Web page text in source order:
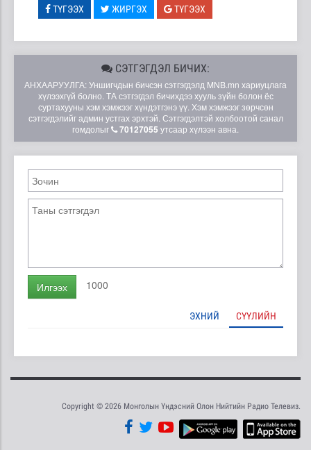
ТҮГЭЭХ ЖИРГЭХ ТҮГЭЭХ
СЭТГЭГДЭЛ БИЧИХ:
АНХААРУУЛГА: Уншигчдын бичсэн сэтгэгдэлд MNB.mn хариуцлага
хүлээхгүй болно. ТА сэтгэгдэл бичихдээ хууль зүйн болон ёс
суртахууны хэм хэмжээг хүндэтгэнэ үү. Хэм хэмжээг зөрчсөн
сэтгэгдэлийг админ устгах эрхтэй. Сэтгэгдэлтэй холбоотой санал
гомдолыг
70127055 утсаар хүлээн авна.
Илгээх 1000
ЭХНИЙ СҮҮЛИЙН
Copyright © 2026 Монголын Үндэсний Олон Нийтийн Радио Телевиз.